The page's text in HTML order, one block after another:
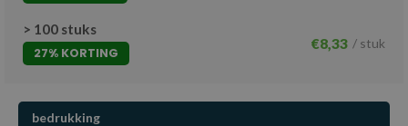
> 100 stuks
27% KORTING
€8,33 / stuk
bedrukking